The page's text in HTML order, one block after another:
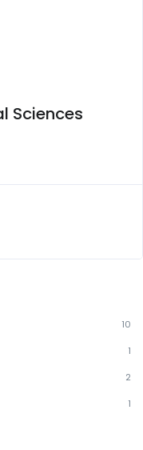
Sciences
10
1
2
1